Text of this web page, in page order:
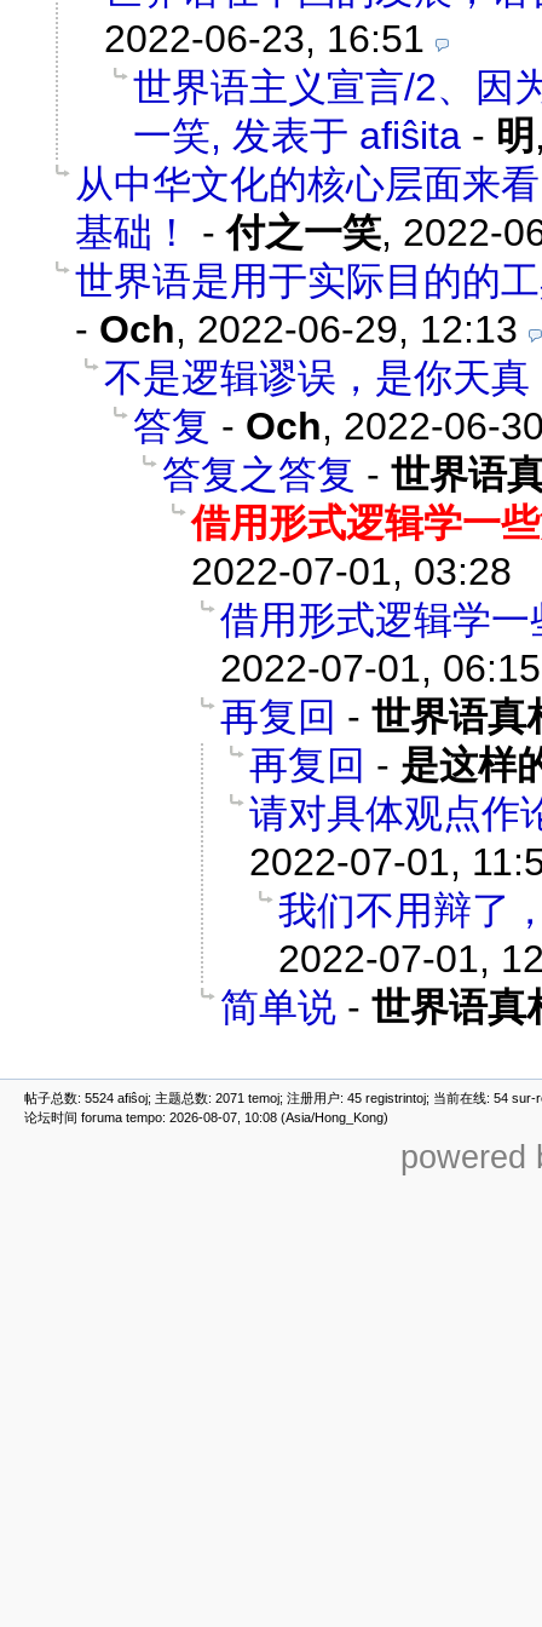
2022-06-23, 16:51
世界语主义宣言/2、因
一笑, 发表于 afiŝita - 明
从中华文化的核心层面来
基础！
-付之一笑, 2022-
世界语是用于实际目的的
- Och, 2022-06-29, 12:13
不是逻辑谬误，是你天真
答复 - Och, 2022-06-
答复之答复 - 世界语
借用形式逻辑学一
2022-07-01, 03:28
借用形式逻辑学
2022-07-01, 06:15
再复回 - 世界语真
再复回 - 是这样
请对具体观点作
2022-07-01,
我们不用辩了
2022-07-01,
简单说 - 世界语真
帖子总数: 5524 afiŝoj; 主题总数: 2071 temoj; 注册用户: 45 registrintoj; 当前在线: 54
论坛时间 foruma tempo: 2026-08-07, 10:08 (Asia/Hong_Kong)
powered